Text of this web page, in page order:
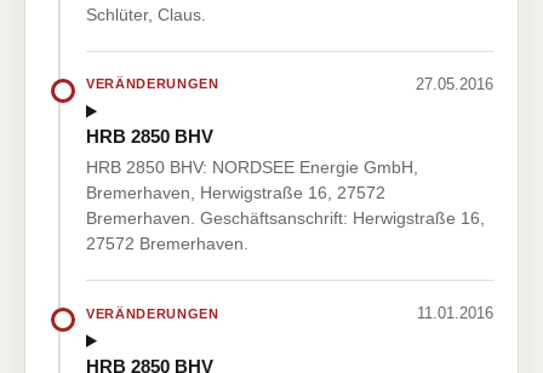
Schlüter, Claus.
VERÄNDERUNGEN 27.05.2016
HRB 2850 BHV
HRB 2850 BHV: NORDSEE Energie GmbH,
Bremerhaven, Herwigstraße 16, 27572
Bremerhaven. Geschäftsanschrift: Herwigstraße 16,
27572 Bremerhaven.
VERÄNDERUNGEN 11.01.2016
HRB 2850 BHV